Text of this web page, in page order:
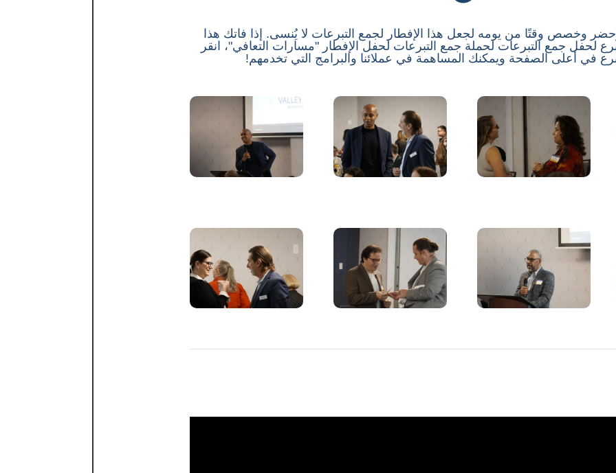
وخصص وقتًا من يومه لجعل هذا الإفطار لجمع التبرعات لا يُنسى. إذا فاتك هذا
لحفل جمع التبرعات لحملة جمع التبرعات لحفل الإفطار "مسارات التعافي"، انقر
في أعلى الصفحة ويمكنك المساهمة في عملائنا والبرامج التي تخدمهم!